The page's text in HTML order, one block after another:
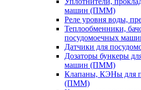
машин (ПММ)
Реле уровня воды,
Теплообменники,
посудомоечных
Датчики для
Дозаторы бункеры
машин (ПММ)
Клапаны, КЭНы для
(ПММ)